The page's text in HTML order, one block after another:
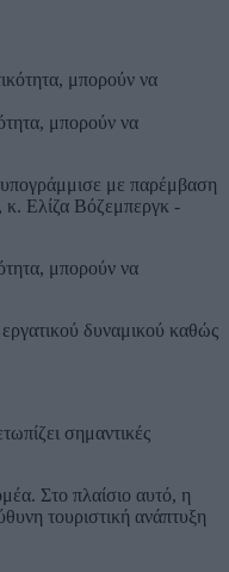
μπορούν να
υπογράμμισε με παρέμβαση
κ. Ελίζα Βόζεμπεργκ -
μπορούν να
δυναμικού καθώς
σημαντικές
Στο πλαίσιο αυτό, η
τουριστική ανάπτυξη